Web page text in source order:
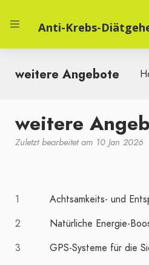
Anti-Krebs-
weitere Angebote
weitere
Zuletzt bearbeitet am 10 Jan 2026
1
Achtsamkeits- und
2
Natürliche Energie-
3
GPS-Systeme für die